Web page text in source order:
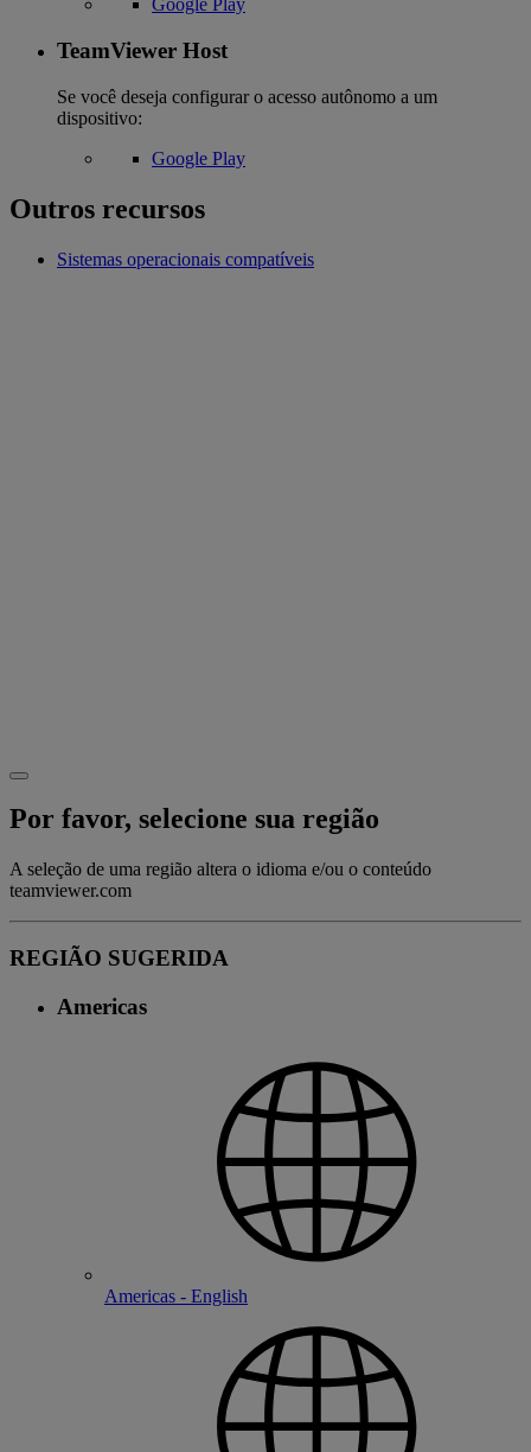
Google Play
TeamViewer Host
Se você deseja configurar o acesso autônomo a um
dispositivo:
Google Play
Outros recursos
Sistemas operacionais compatíveis
Por favor, selecione sua região
A seleção de uma região altera o idioma e/ou o conteúdo
teamviewer.com
REGIÃO SUGERIDA
Americas
Americas - English